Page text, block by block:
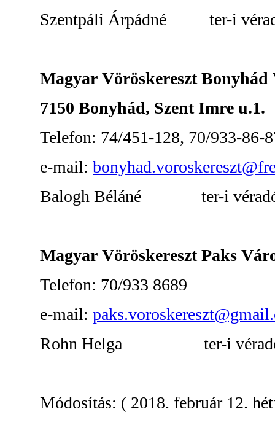
Szentpáli Árpádné ter-i
Magyar Vöröskereszt Bonyhád
7150 Bonyhád, Szent Imre u.1.
Telefon: 74/451-128, 70/933-86-
e-mail:
Balogh Béláné ter-i
Magyar Vöröskereszt Paks
Telefon: 70/933 8689
e-mail:
Rohn Helga ter-i
Módosítás: ( 2018. február 12.